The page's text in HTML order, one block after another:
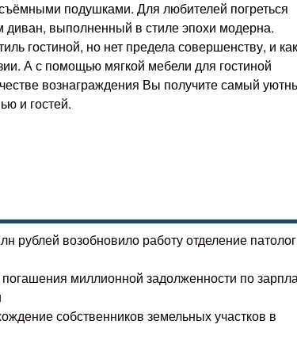
подушками. Для любителей погреться
диван, выполненный в стиле эпохи модерна.
гостиной, но нет предела совершенству, и
А с помощью мягкой мебели для гостиной
вознаграждения Вы получите самый
и гостей.
рублей возобновило работу отделение
миллионной задолженности по
собственников земельных участков в